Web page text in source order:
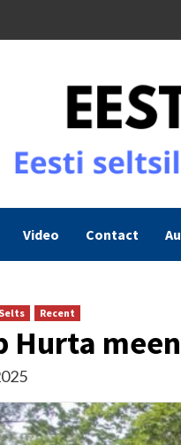
Video Contact
Recent
Hurta